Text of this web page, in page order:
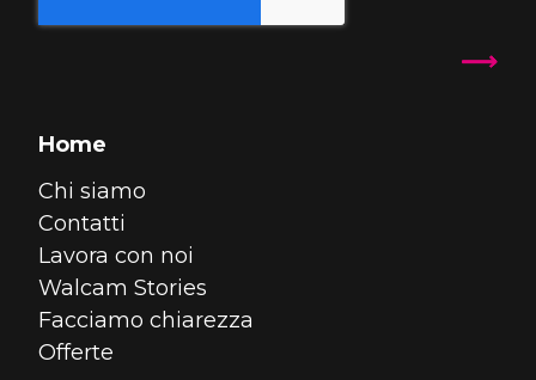
Home
Chi siamo
Contatti
Lavora con noi
Walcam Stories
Facciamo chiarezza
Offerte